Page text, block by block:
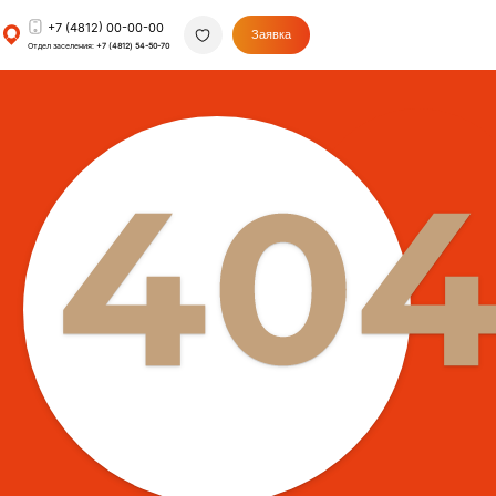
+7 (4812) 00-00-00
Отдел заселения:+7 (4812) 54-50-70
Заявка